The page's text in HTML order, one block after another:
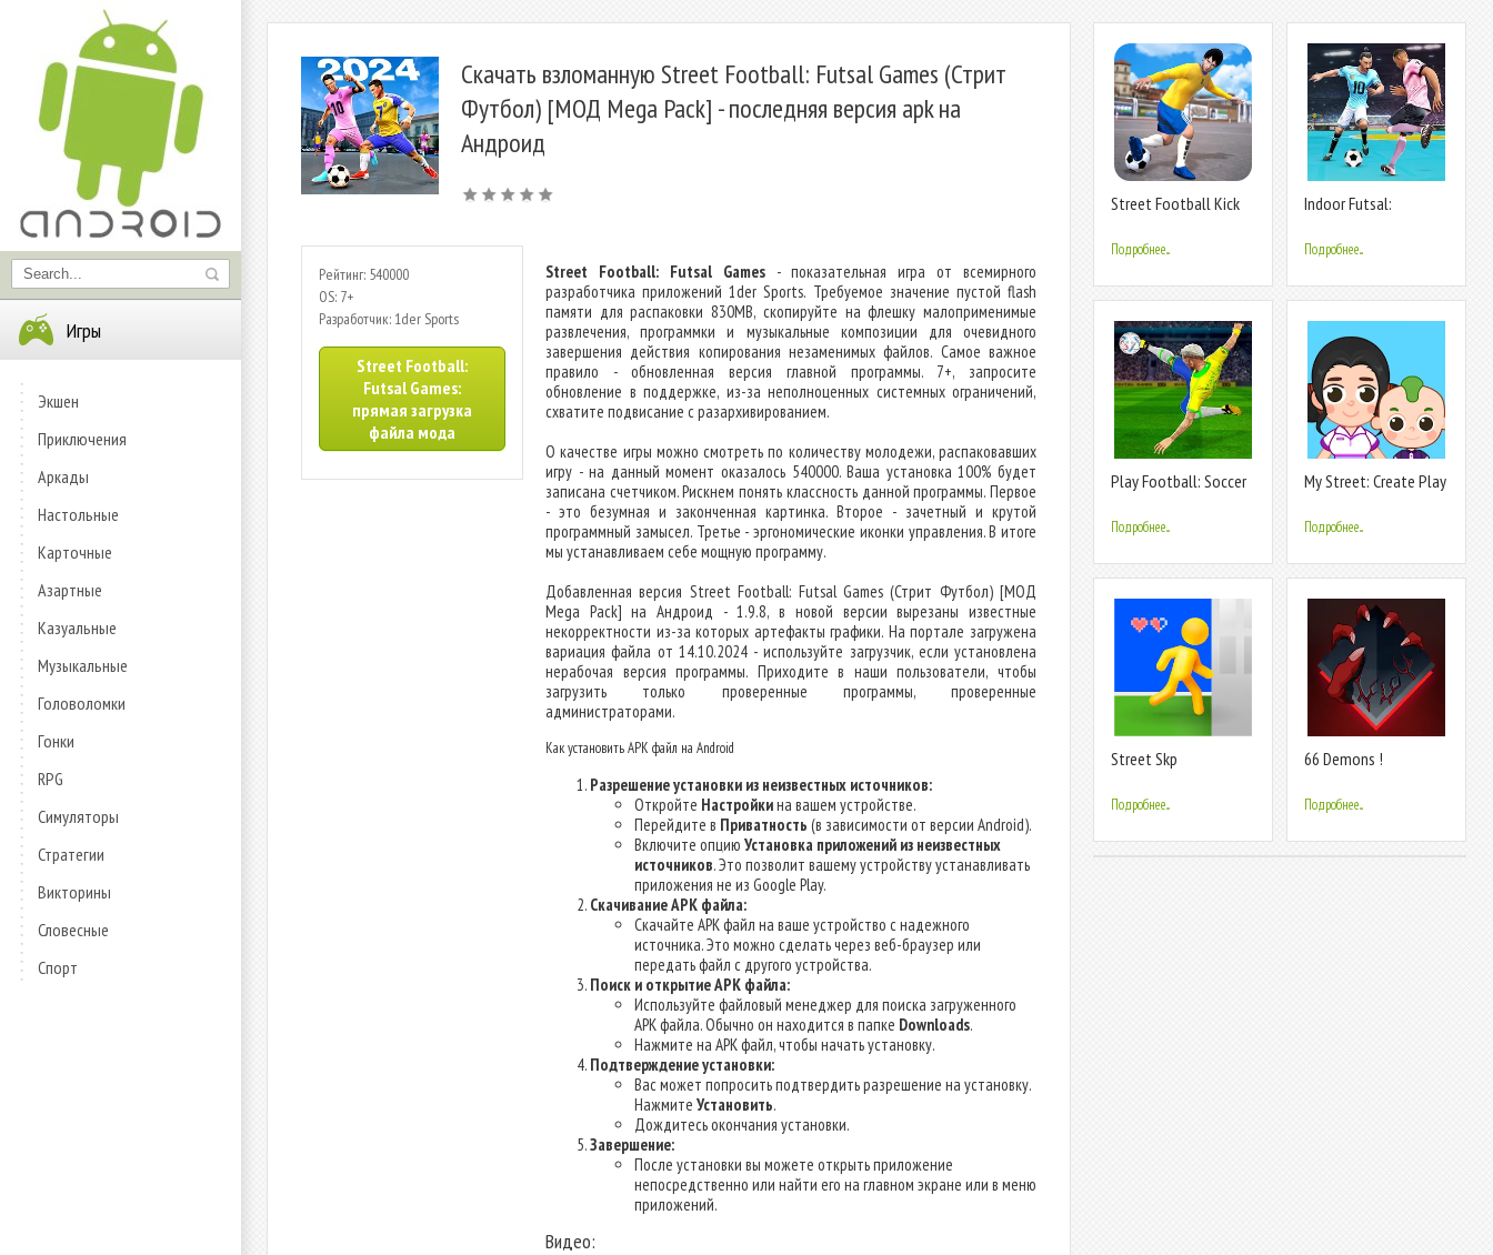
Игры
Экшен
Приключения
Аркады
Настольные
Карточные
Азартные
Казуальные
Музыкальные
Головоломки
Гонки
RPG
Симуляторы
Стратегии
Викторины
Словесные
Спорт
Скачать взломанную Street Football: Futsal Games (Стрит
Футбол) [МОД Mega Pack] - последняя версия apk на
Андроид
Рейтинг: 540000
OS: 7+
Разработчик: 1der Sports
Street Football:
Futsal Games:
прямая загрузка
файла мода
Street Football: Futsal Games- показательная игра от всемирного
разработчика приложений 1der Sports. Требуемое значение пустой flash
памяти для распаковки 830MB, скопируйте на флешку малоприменимые
развлечения, программки и музыкальные композиции для очевидного
завершения действия копирования незаменимых файлов. Самое важное
правило - обновленная версия главной программы. 7+, запросите
обновление в поддержке, из-за неполноценных системных ограничений,
схватите подвисание с разархивированием.
О качестве игры можно смотреть по количеству молодежи, распаковавших
игру - на данный момент оказалось 540000. Ваша установка 100% будет
записана счетчиком. Рискнем понять классность данной программы. Первое
- это безумная и законченная картинка. Второе - зачетный и крутой
программный замысел. Третье - эргономические иконки управления. В итоге
мы устанавливаем себе мощную программу.
Добавленная версия Street Football: Futsal Games (Стрит Футбол) [МОД
Mega Pack] на Андроид - 1.9.8, в новой версии вырезаны известные
некорректности из-за которых артефакты графики. На портале загружена
вариация файла от 14.10.2024 - используйте загрузчик, если установлена
нерабочая версия программы. Приходите в наши пользователи, чтобы
загрузить только проверенные программы, проверенные
администраторами.
Как установить APK файл на Android
Разрешение установки из неизвестных источников:
Откройте Настройкина вашем устройстве.
Перейдите в Приватность (в зависимости от версии Android).
Включите опцию Установка приложений из неизвестных
источников. Это позволит вашему устройству устанавливать
приложения не из Google Play.
Скачивание APK файла:
Скачайте APK файл на ваше устройство с надежного
источника. Это можно сделать через веб-браузер или
передать файл с другого устройства.
Поиск и открытие APK файла:
Используйте файловый менеджер для поиска загруженного
APK файла. Обычно он находится в папке Downloads.
Нажмите на APK файл, чтобы начать установку.
Подтверждение установки:
Вас может попросить подтвердить разрешение на установку.
Нажмите Установить.
Дождитесь окончания установки.
Завершение:
После установки вы можете открыть приложение
непосредственно или найти его на главном экране или в меню
приложений.
Видео:
Street Football Kick
Подробнее...
Indoor Futsal:
Подробнее...
Play Football: Soccer
Подробнее...
My Street: Create Play
Подробнее...
Street Skp
Подробнее...
66 Demons !
Подробнее...